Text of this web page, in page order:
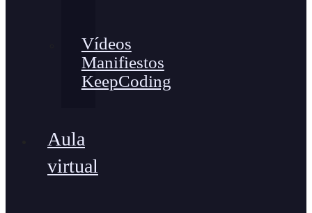
Vídeos
Manifiestos
KeepCoding
Aula
virtual